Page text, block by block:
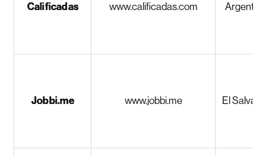
Calificadas www.calificadas.com
Jobbi.me www.jobbi.me El